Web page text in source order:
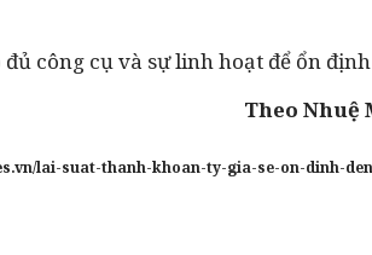
công cụ và sự linh hoạt để ổn
Theo Nhuệ
lai-suat-thanh-khoan-ty-gia-se-on-dinh-